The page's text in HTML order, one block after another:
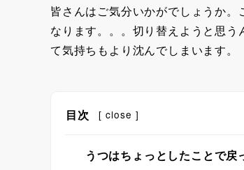
皆さんはご気分いかがでしょうか
なります。。。切り替えようと思
て気持ちもより沈んでしまいます。
目次 [ close ]
うつはちょっとしたことで戻